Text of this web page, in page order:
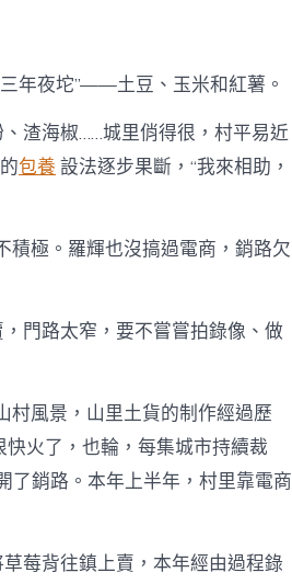
年夜坨”——土豆、玉米和紅薯。
、渣海椒……城里俏得很，村平易近
包養 設法逐步果斷，“我來相助，
積極。羅輝也沒搞過電商，銷路欠
，門路太窄，要不嘗嘗拍錄像、做
村風景，山里土貨的制作經過歷
快火了，也輪，每集城市持續裁
了銷路。本年上半年，村里靠電商
莓背往鎮上賣，本年經由過程錄